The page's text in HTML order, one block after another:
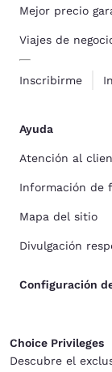
Mejor precio
Viajes de
Inscribirme
Ayuda
Atención al
Información de
Mapa del sitio
Divulgación
Configuración
Choice Privileges
Descubre el